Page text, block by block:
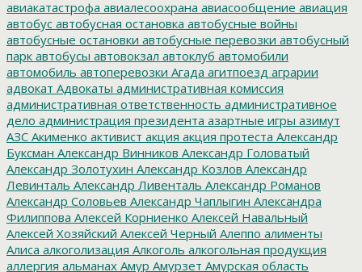
авиакатастрофа авиалесоохрана авиасообщение авиация
автобус автобусная остановка автобусные войны
автобусные остановки автобусные перевозки автобусный
парк автобусы автовокзал автоклуб автомобили
автомобиль автоперевозки Агада агитпоезд аграрии
адвокат Адвокаты административная комиссия
административная ответственность административное
дело администрация президента азартные игры азимут
АЗС Акименко активист акция акция протеста Александр
Буксман Александр Винников Александр Головатый
Александр Золотухин Александр Козлов Александр
Левинталь Александр Ливенталь Александр Романов
Александр Соловьев Александр Чаплыгин Александра
Филиппова Алексей Корниенко Алексей Навальный
Алексей Хозяйский Алексей Черный Алеппо алименты
Алиса алкоголизация Алкоголь алкогольная продукция
аллергия альманах Амур Амурзет Амурская область